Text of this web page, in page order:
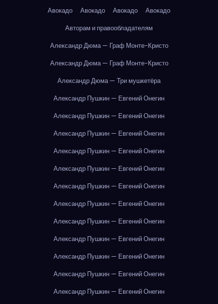
Авокадо
Авокадо Авокадо
Авокадо
Авторам и правообладателям
Александр Дюма — Граф Монте-Кристо
Александр Дюма — Граф Монте-Кристо
Александр Дюма — Три мушкетёра
Александр Пушкин — Евгений Онегин
Александр Пушкин — Евгений Онегин
Александр Пушкин — Евгений Онегин
Александр Пушкин — Евгений Онегин
Александр Пушкин — Евгений Онегин
Александр Пушкин — Евгений Онегин
Александр Пушкин — Евгений Онегин
Александр Пушкин — Евгений Онегин
Александр Пушкин — Евгений Онегин
Александр Пушкин — Евгений Онегин
Александр Пушкин — Евгений Онегин
Александр Пушкин — Евгений Онегин